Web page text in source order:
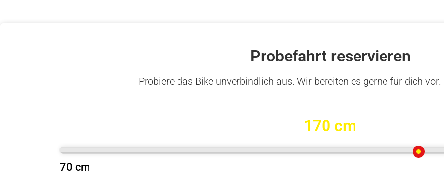
Probefahrt reservieren
Probiere das Bike unverbindlich aus. Wir bereiten es gerne für dich
170 cm
70 cm